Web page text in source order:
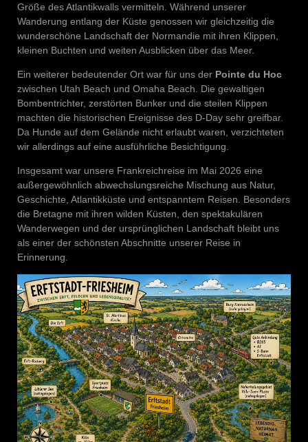
Größe des Atlantikwalls vermitteln. Während unserer
Wanderung entlang der Küste genossen wir gleichzeitig die
wunderschöne Landschaft der Normandie mit ihren Klippen,
kleinen Buchten und weiten Ausblicken über das Meer.
Ein weiterer bedeutender Ort war für uns der Pointe du Hoc
zwischen Utah Beach und Omaha Beach. Die gewaltigen
Bombentrichter, zerstörten Bunker und die steilen Klippen
machten die historischen Ereignisse des D-Day sehr greifbar.
Da Hunde auf dem Gelände nicht erlaubt waren, verzichteten
wir allerdings auf eine ausführliche Besichtigung.
Insgesamt war unsere Frankreichreise im Mai 2026 eine
außergewöhnlich abwechslungsreiche Mischung aus Natur,
Geschichte, Atlantikküste und entspanntem Reisen. Besonders
die Bretagne mit ihren wilden Küsten, den spektakulären
Wanderwegen und der ursprünglichen Landschaft bleibt uns
als einer der schönsten Abschnitte unserer Reise in
Erinnerung.